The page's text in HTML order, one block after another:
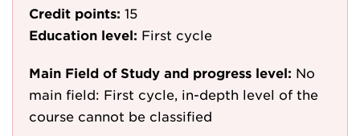
Credit points: 15
Education level: First cycle
Main Field of Study and progress level: No
main field: First cycle, in-depth level of the
course cannot be classified